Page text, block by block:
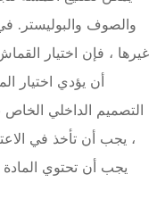
والصوف والبوليستر.
غيرها ، فإن اختيار
أن يؤدي اختيار
التصميم الداخلي
، يجب أن تأخذ في
يجب أن تحتوي